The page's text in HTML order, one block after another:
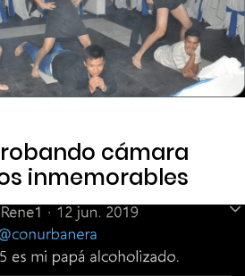
cámara
inmemorables